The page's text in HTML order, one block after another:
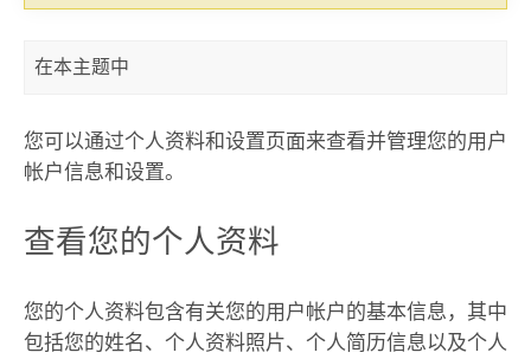
在本主题中
您可以通过个人资料和设置页面来查看并管理您的用户
帐户信息和设置。
查看您的个人资料
您的个人资料包含有关您的用户帐户的基本信息，其中
包括您的姓名、个人资料照片、个人简历信息以及个人